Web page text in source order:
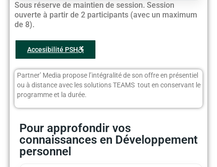
Pour approfondir vos
connaissances en Développement
personnel
Sous réserve de maintien de session. Session
ouverte à partir de 2 participants (avec un maximum
de 8).
Accesibilité PSH
Partner’ Media propose l’intégralité de son offre en présentiel
ou à distance avec les solutions TEAMS tout en conservant le
programme et la durée.